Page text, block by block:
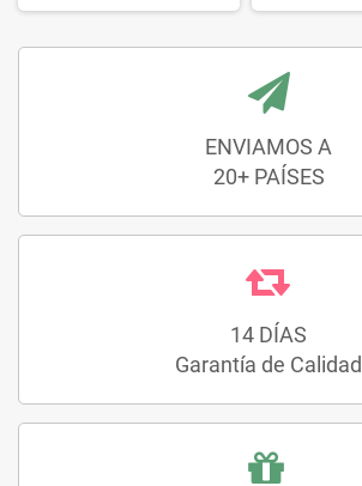
ENVIAMOS A
20+ PAÍSES
14 DÍAS
Garantía de Calidad